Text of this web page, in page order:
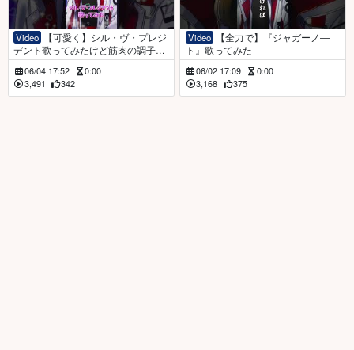
Video
デント歌ってみたけど筋肉の調子ど
う？
06/04 17:52
0:00
3,491
342
Video
ト』歌ってみた
06/02 17:09
0:00
3,168
375